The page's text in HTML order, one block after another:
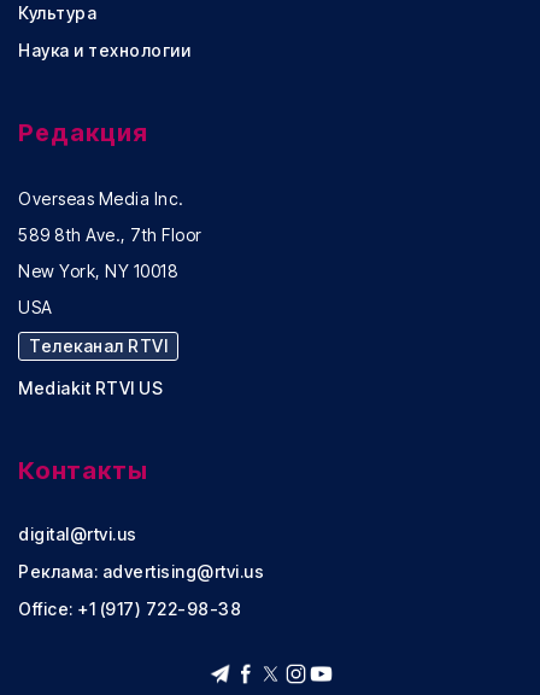
Культура
Наука и технологии
Редакция
Overseas Media Inc.
589 8th Ave., 7th Floor
New York, NY 10018
USA
Телеканал RTVI
Mediakit RTVI US
Контакты
digital@rtvi.us
Реклама: advertising@rtvi.us
Office: +1 (917) 722-98-38